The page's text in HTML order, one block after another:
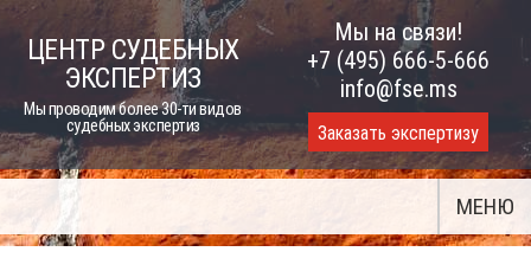
Skip
ЦЕНТР СУДЕБНЫХ
ЭКСПЕРТИЗ
Мы проводим более 30-ти видов
судебных экспертиз
Мы на связи!
+7 (495) 666-5-666
info@fse.ms
Заказать экспертизу
МЕНЮ